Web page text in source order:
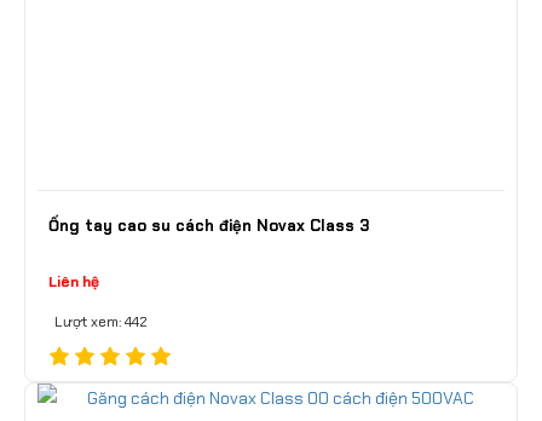
Ống tay cao su cách điện Novax Class 3
Liên hệ
Lượt xem: 442